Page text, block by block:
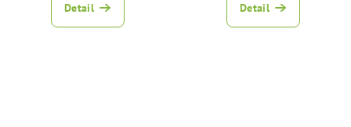
Detail Detail